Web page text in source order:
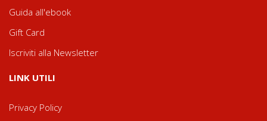
Guida all'ebook
Gift Card
Iscriviti alla Newsletter
LINK UTILI
Privacy Policy